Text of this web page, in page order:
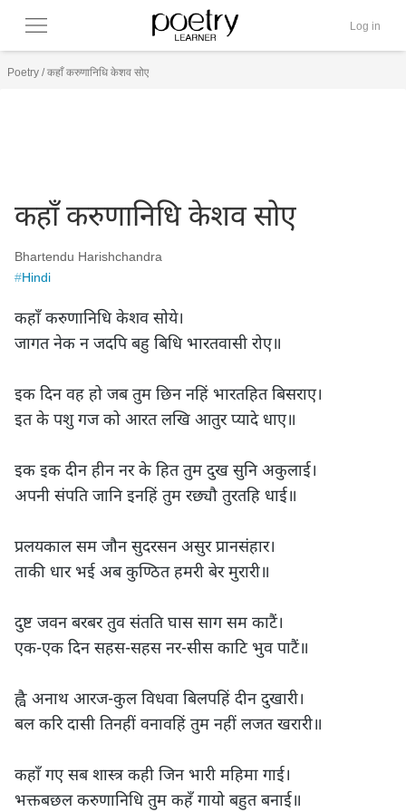
Log in
Poetry /कहाँ करुणानिधि केशव सोए
कहाँ करुणानिधि केशव सोए
Bhartendu Harishchandra
#Hindi
कहाँ करुणानिधि केशव सोये।
जागत नेक न जदपि बहु बिधि भारतवासी रोए॥
इक दिन वह हो जब तुम छिन नहिं भारतहित बिसराए।
इत के पशु गज को आरत लखि आतुर प्यादे धाए॥
इक इक दीन हीन नर के हित तुम दुख सुनि अकुलाई।
अपनी संपति जानि इनहिं तुम रछ्यौ तुरतहि धाई॥
प्रलयकाल सम जौन सुदरसन असुर प्रानसंहार।
ताकी धार भई अब कुण्ठित हमरी बेर मुरारी॥
दुष्ट जवन बरबर तुव संतति घास साग सम काटैं।
एक-एक दिन सहस-सहस नर-सीस काटि भुव पाटैं॥
ह्वै अनाथ आरज-कुल विधवा बिलपहिं दीन दुखारी।
बल करि दासी तिनहीं वनावहिं तुम नहीं लजत खरारी॥
कहाँ गए सब शास्त्र कही जिन भारी महिमा गाई।
भक्तबछल करुणानिधि तुम कहँ गायो बहुत बनाई॥